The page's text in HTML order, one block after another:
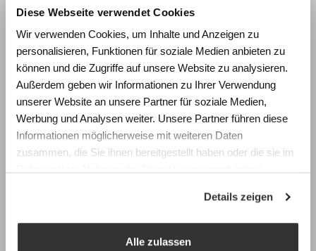
Diese Webseite verwendet Cookies
Wir verwenden Cookies, um Inhalte und Anzeigen zu
personalisieren, Funktionen für soziale Medien anbieten zu
können und die Zugriffe auf unsere Website zu analysieren.
Außerdem geben wir Informationen zu Ihrer Verwendung
unserer Website an unsere Partner für soziale Medien,
Werbung und Analysen weiter. Unsere Partner führen diese
Informationen möglicherweise mit weiteren Daten
zusammen, die Sie ihnen bereitgestellt haben oder die sie im
Details zeigen
Alle zulassen
ein USB A und USB C Anschluss
Lüftungslöcher im Fachboden und Korpus um
einen Wärmestau zu verhindern
Standardfarben der Schliessfächer sind Hellgrau
und Anthrazit. Optional ist jeder RAL-Farbton
gegen einen Aufpreis erhältlich.
Produktdatenblatt E-Locker (PDF
und USB-Anschluss
Wie beeinflussen Räume
Lernen und Wohlbefinden?
Erleben Sie die Wirkung von
Raumgestaltung anhand realistischer
Simulationen und gewinnen Sie konkrete
Impulse für die Planung zukunftsfähiger
Lernräume.
Fachtagung Labor Schulraum
Mittwoch, 9. September 2026
Programm & Anmeldung